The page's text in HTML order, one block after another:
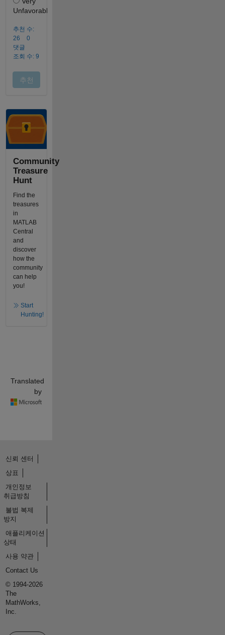
Community
Treasure
Hunt
Find the
treasures
in
MATLAB
Central
and
discover
how the
community
can help
you!
Start
Hunting!
Translated
by
신뢰 센터
상표
개인정보
취급방침
불법 복제
방지
애플리케이션
상태
사용 약관
Contact Us
© 1994-2026
The
MathWorks,
Inc.